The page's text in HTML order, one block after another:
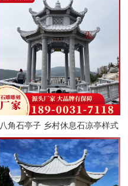
八角石亭子 乡村休息石凉亭样式
户外石雕凉亭报价